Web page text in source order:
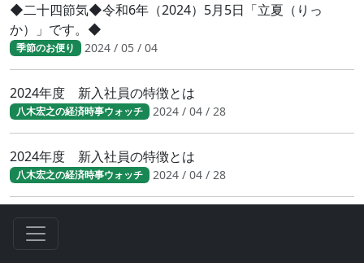
◆二十四節気◆令和6年（2024）5月5日「立夏（りっ
か）」です。◆
季節のお便り 2024 / 05 / 04
2024年度 新入社員の特徴とは
八木宏之の経済時事ウォッチ 2024 / 04 / 28
2024年度 新入社員の特徴とは
八木宏之の経済時事ウォッチ 2024 / 04 / 28
八木宏之の経済時事ウォッチ